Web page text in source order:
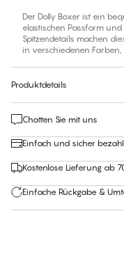
Der Dolly Boxer ist ein
elastischen Passform
Spitzendetails machen
in verschiedenen Farben,
Produktdetails
Chatten Sie mit uns
Einfach und sicher
Kostenlose Lieferung ab
Einfache Rückgabe &